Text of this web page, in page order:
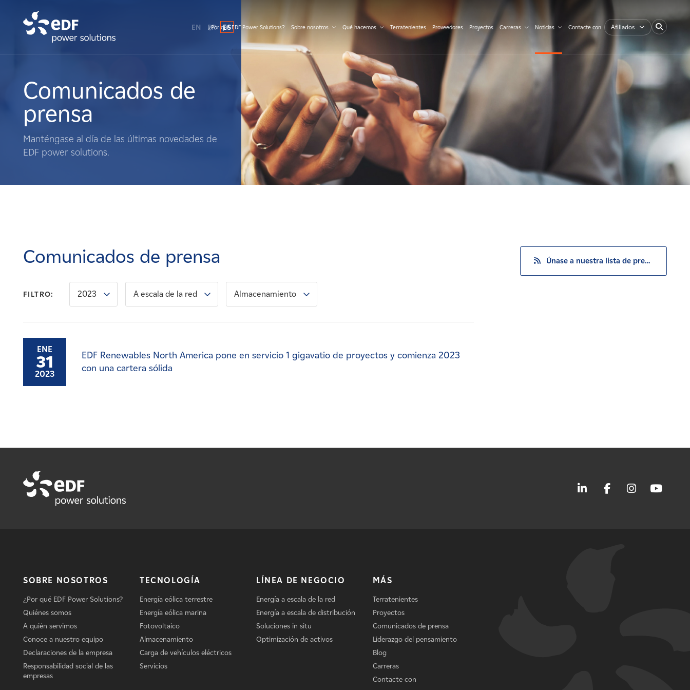
Qué hacemos
Terratenientes
Noticias
Contacte con
EN FR ES
¿Por qué EDF Power Solutions? Sobre nosotros Qué hacemos Terratenientes Proveedores Proyectos Carreras Noticias Contacte con Afiliados
Comunicados de
prensa
Manténgase al día de las últimas novedades de
EDF power solutions.
Comunicados de prensa
FILTRO: 2023 A escala de la red Almacenamiento
ENE
31
2023
EDF Renewables North America pone en servicio 1 gigavatio de proyectos y comienza 2023
con una cartera sólida
Únase a nuestra lista de prensa
SOBRE NOSOTROS
¿Por qué EDF Power Solutions?
Quiénes somos
A quién servimos
Conoce a nuestro equipo
Declaraciones de la empresa
Responsabilidad social de las
empresas
TECNOLOGÍA
Energía eólica terrestre
Energía eólica marina
Fotovoltaico
Almacenamiento
Carga de vehículos eléctricos
Servicios
LÍNEA DE NEGOCIO
Energía a escala de la red
Energía a escala de distribución
Soluciones in situ
Optimización de activos
MÁS
Terratenientes
Proyectos
Comunicados de prensa
Liderazgo del pensamiento
Blog
Carreras
Contacte con